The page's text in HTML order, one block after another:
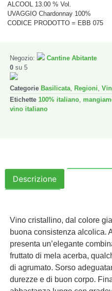
ALCOOL 13.00 % Vol.
UVAGGIO Chardonnay 100%
CODICE PRODOTTO = EBB 075
Negozio:
Cantine Abitante
0 su 5
Categorie Basilicata Regioni
Etichette 100% italiano
vino italiano
Descrizione
Vino cristallino, dal colore
buona consistenza alcolica.
presenta un’elegante
fruttato di mela acerba,
di agrumato. Sorso
durezze e di buon corpo.